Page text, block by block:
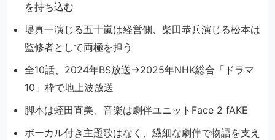
を持ち込む
堤真一演じる五十嵐は経営側、柴田恭兵演じる松本は
監修者として両極を担う
全10話、2024年BS放送→2025年NHK総合「ドラマ
10」枠で地上波放送
脚本は蛭田直美、音楽は劇伴ユニットFace 2 fAKE
ボーカル付き主題歌はなく、繊細な劇伴で物語を支え